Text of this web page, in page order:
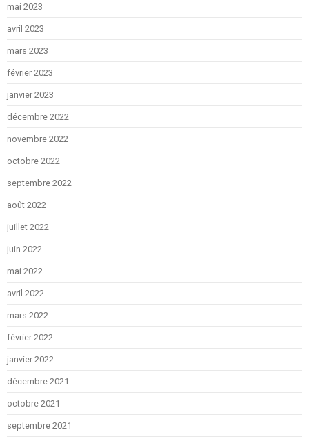
mai 2023
avril 2023
mars 2023
février 2023
janvier 2023
décembre 2022
novembre 2022
octobre 2022
septembre 2022
août 2022
juillet 2022
juin 2022
mai 2022
avril 2022
mars 2022
février 2022
janvier 2022
décembre 2021
octobre 2021
septembre 2021